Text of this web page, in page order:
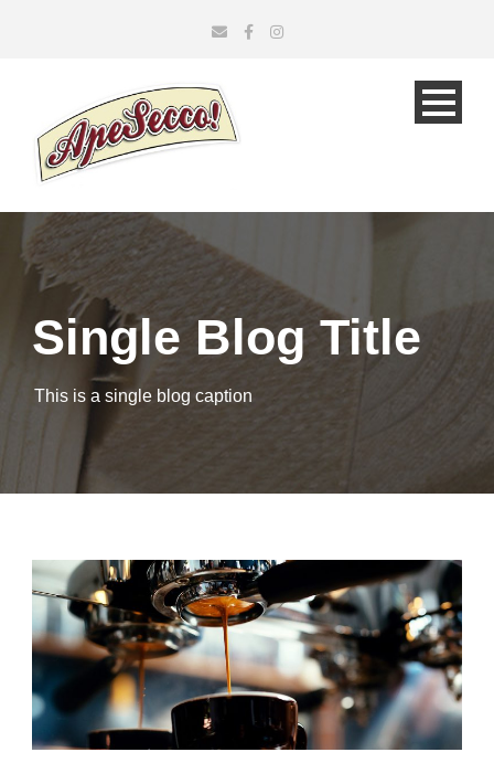
Single Blog Title
This is a single blog caption